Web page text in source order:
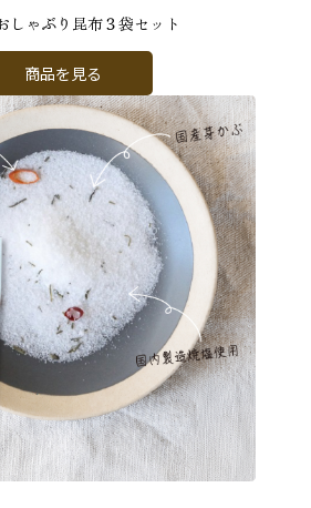
しゃぶり昆布３袋セット
商品を見る